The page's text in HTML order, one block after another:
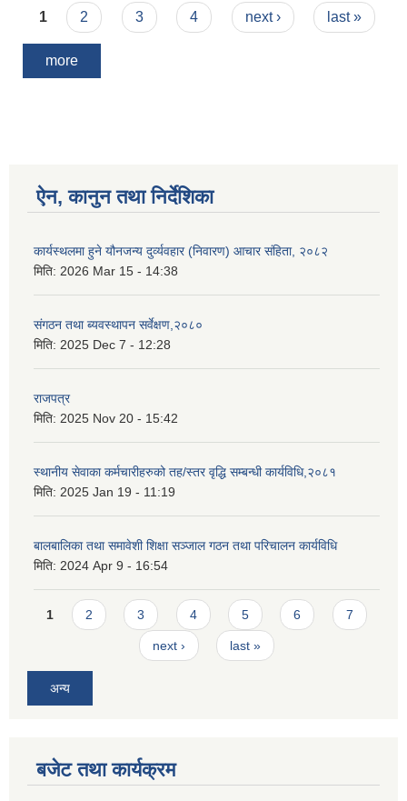
Pages
1 2 3 4 next › last »
more
ऐन, कानुन तथा निर्देशिका
कार्यस्थलमा हुने यौनजन्य दुर्व्यवहार (निवारण) आचार संहिता, २०८२
मिति: 2026 Mar 15 - 14:38
संगठन तथा ब्यवस्थापन सर्वेक्षण,२०८०
मिति: 2025 Dec 7 - 12:28
राजपत्र
मिति: 2025 Nov 20 - 15:42
स्थानीय सेवाका कर्मचारीहरुको तह/स्तर वृद्धि सम्बन्धी कार्यविधि,२०८१
मिति: 2025 Jan 19 - 11:19
बालबालिका तथा समावेशी शिक्षा सञ्जाल गठन तथा परिचालन कार्यविधि
मिति: 2024 Apr 9 - 16:54
Pages
1 2 3 4 5 6 7
next › last »
अन्य
बजेट तथा कार्यक्रम